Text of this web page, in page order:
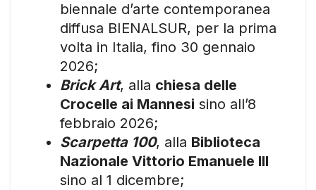
biennale d’arte contemporanea
diffusa BIENALSUR, per la prima
volta in Italia, fino 30 gennaio
2026;
Brick Art, alla chiesa delle
Crocelle ai Mannesi sino all’8
febbraio 2026;
Scarpetta 100, alla Biblioteca
Nazionale Vittorio Emanuele III
sino al 1 dicembre;